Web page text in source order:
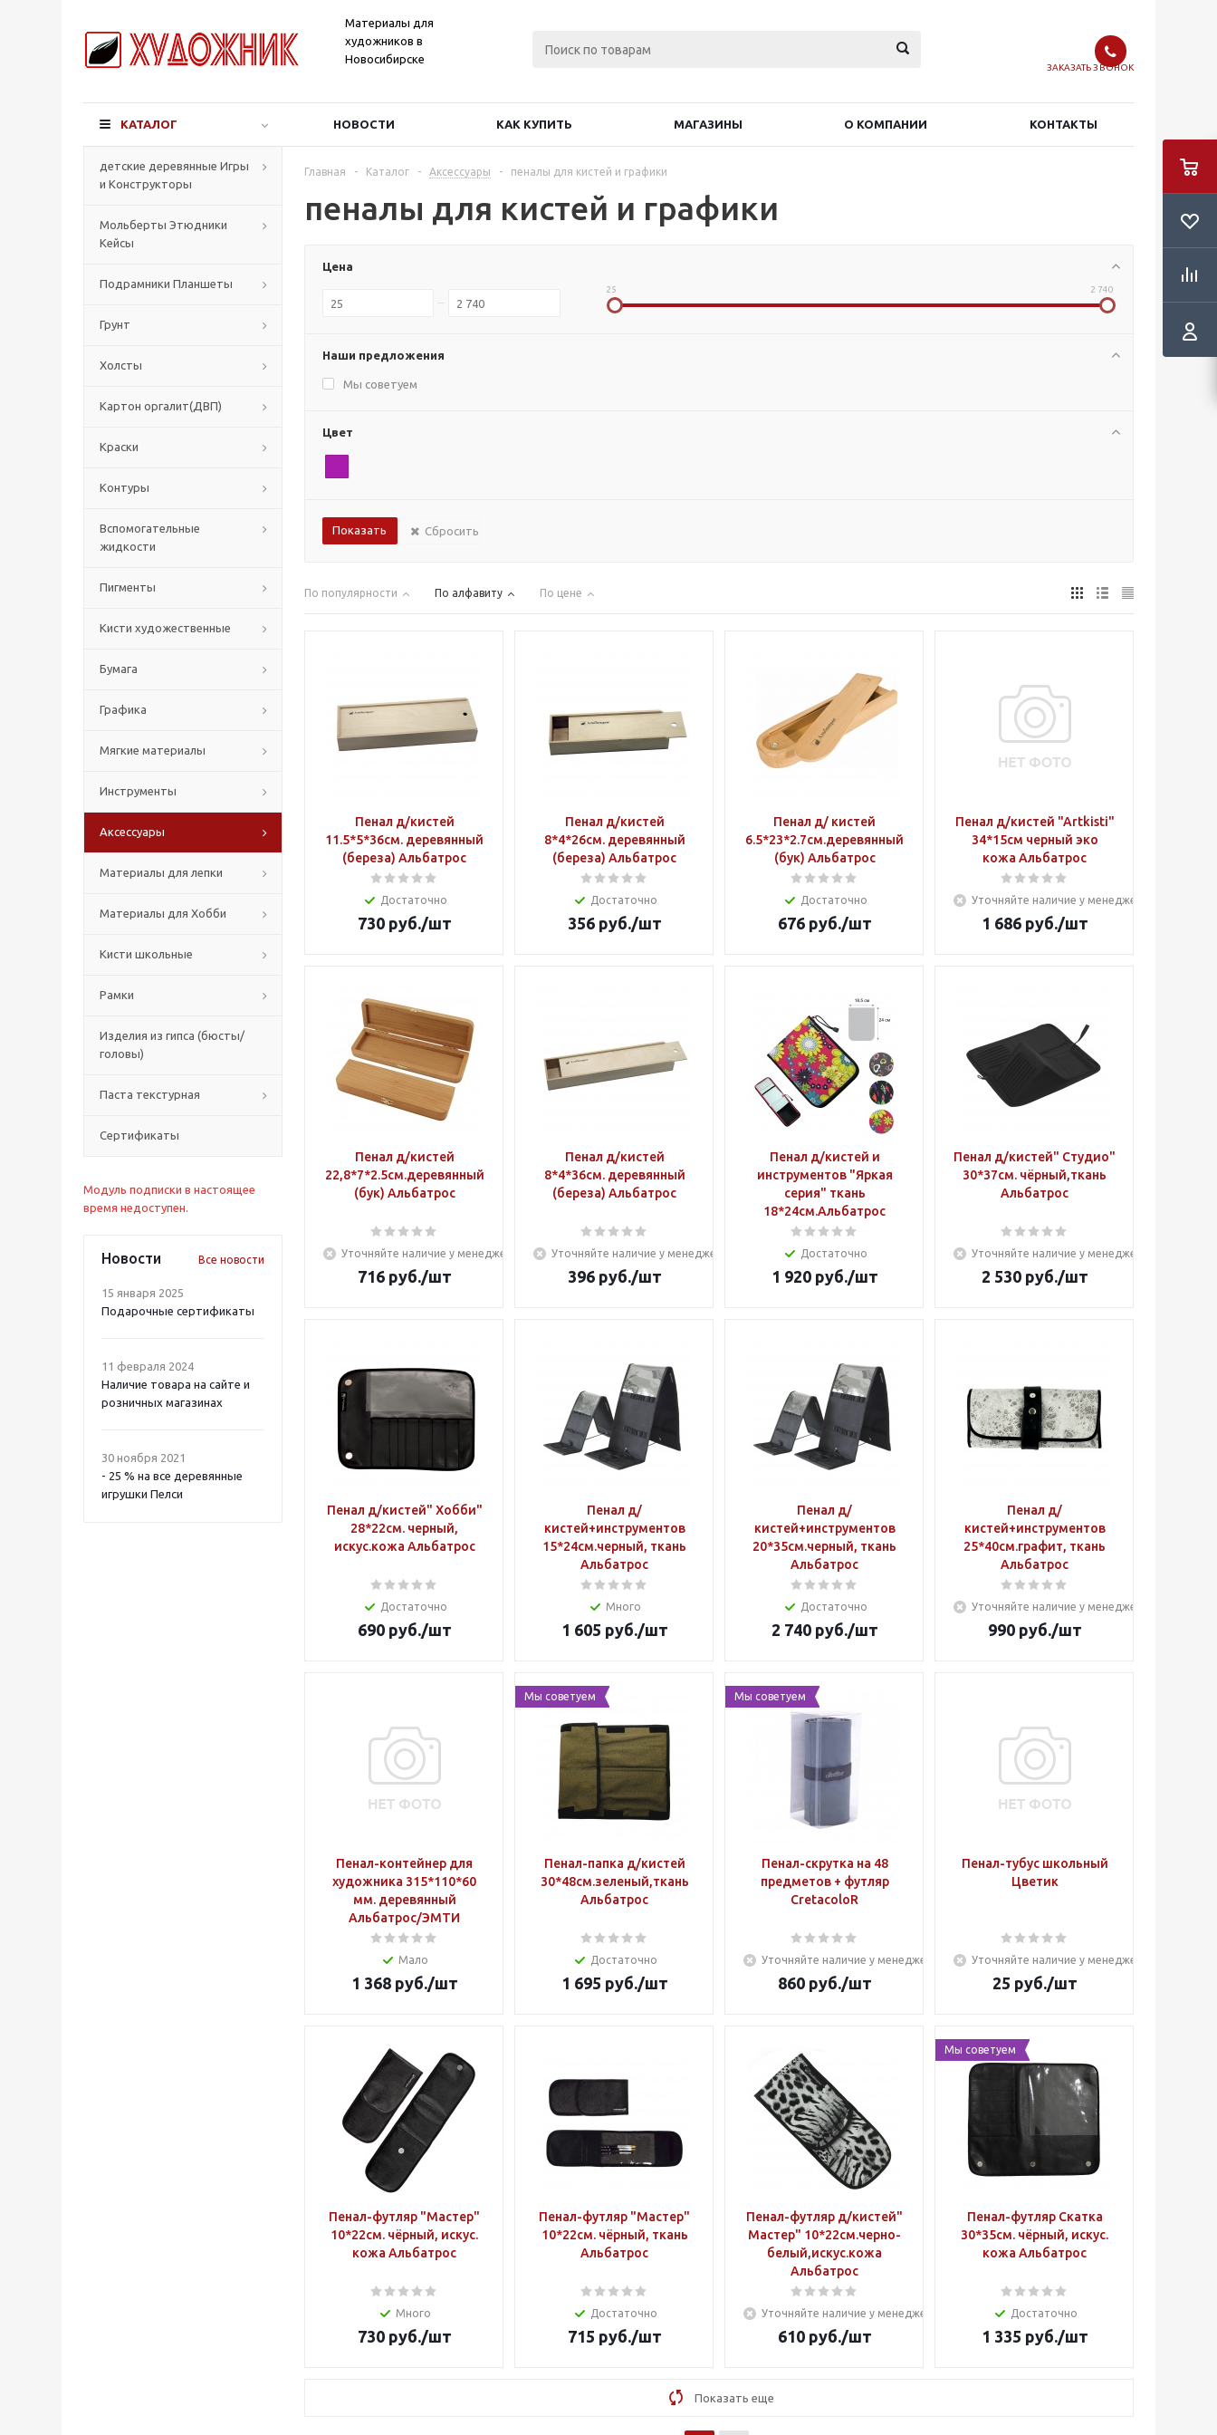
Материалы для
художников в
Новосибирске
ЗАКАЗАТЬ ЗВОНОК
КАТАЛОГ НОВОСТИ КАК КУПИТЬ МАГАЗИНЫ О КОМПАНИИ КОНТАКТЫ
детские деревянные Игры
и Конструкторы
Мольберты Этюдники
Кейсы
Подрамники Планшеты
Грунт
Холсты
Картон оргалит(ДВП)
Краски
Контуры
Вспомогательные
жидкости
Пигменты
Кисти художественные
Бумага
Графика
Мягкие материалы
Инструменты
Аксессуары
Материалы для лепки
Материалы для Хобби
Кисти школьные
Рамки
Изделия из гипса (бюсты/
головы)
Паста текстурная
Сертификаты
Модуль подписки в настоящее
время недоступен.
Новости Все новости
15 января 2025
Подарочные сертификаты
11 февраля 2024
Наличие товара на сайте и
розничных магазинах
30 ноября 2021
- 25 % на все деревянные
игрушки Пелси
Главная - Каталог - Аксессуары - пеналы для кистей и графики
пеналы для кистей и графики
Цена
25 2 740
Наши предложения
Мы советуем
Цвет
Сбросить
По популярности По алфавиту По цене
Пенал д/кистей
11.5*5*36см. деревянный
(береза) Альбатрос
Достаточно
730руб./шт
Пенал д/кистей
8*4*26см. деревянный
(береза) Альбатрос
Достаточно
356руб./шт
Пенал д/ кистей
6.5*23*2.7см.деревянный
(бук) Альбатрос
Достаточно
676руб./шт
Пенал д/кистей "Artkisti"
34*15см черный эко
кожа Альбатрос
Уточняйте наличие у менеджера
1 686руб./шт
Пенал д/кистей
22,8*7*2.5см.деревянный
(бук) Альбатрос
Уточняйте наличие у менеджера
716руб./шт
Пенал д/кистей
8*4*36см. деревянный
(береза) Альбатрос
Уточняйте наличие у менеджера
396руб./шт
Пенал д/кистей и
инструментов "Яркая
серия" ткань
18*24см.Альбатрос
Достаточно
1 920руб./шт
Пенал д/кистей" Студио"
30*37см. чёрный,ткань
Альбатрос
Уточняйте наличие у менеджера
2 530руб./шт
Пенал д/кистей" Хобби"
28*22см. черный,
искус.кожа Альбатрос
Достаточно
690руб./шт
Пенал д/
кистей+инструментов
15*24см.черный, ткань
Альбатрос
Много
1 605 руб./шт
Пенал д/
кистей+инструментов
20*35см.черный, ткань
Альбатрос
Достаточно
2 740руб./шт
Пенал д/
кистей+инструментов
25*40см.графит, ткань
Альбатрос
Уточняйте наличие у менеджера
990руб./шт
Пенал-контейнер для
художника 315*110*60
мм. деревянный
Альбатрос/ЭМТИ
Мало
1 368руб./шт
Мы советуем
Пенал-папка д/кистей
30*48см.зеленый,ткань
Альбатрос
Достаточно
1 695 руб./шт
Мы советуем
Пенал-скрутка на 48
предметов + футляр
CretacoloR
Уточняйте наличие у менеджера
860руб./шт
Пенал-тубус школьный
Цветик
Уточняйте наличие у менеджера
25 руб./шт
Пенал-футляр "Мастер"
10*22см. чёрный, искус.
кожа Альбатрос
Много
730руб./шт
Пенал-футляр "Мастер"
10*22см. чёрный, ткань
Альбатрос
Достаточно
715 руб./шт
Пенал-футляр д/кистей"
Мастер" 10*22см.черно-
белый,искус.кожа
Альбатрос
Уточняйте наличие у менеджера
610руб./шт
Мы советуем
Пенал-футляр Скатка
30*35см. чёрный, искус.
кожа Альбатрос
Достаточно
1 335 руб./шт
Показать еще